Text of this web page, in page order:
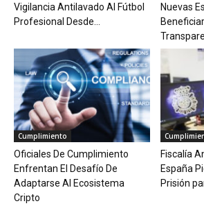
Vigilancia Antilavado Al Fútbol
Profesional Desde...
Nuevas
Cumplimiento
Oficiales De Cumplimiento
Enfrentan El Desafío De
Adaptarse Al Ecosistema
Cripto
Fiscalía
España
Prisión